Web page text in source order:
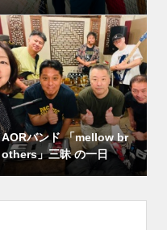
AORバンド 「mellow br
others」三昧 の一日